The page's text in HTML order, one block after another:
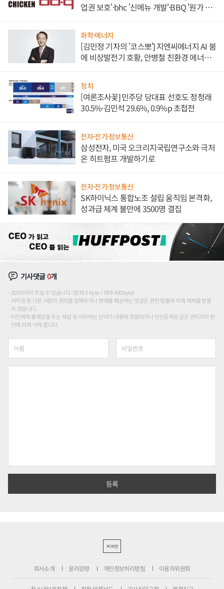
업권 보호'·bhc '신메뉴 개발'·BBQ '원가 부
화학·에너지
[김민정 기자의 '코스뽀'] 지엔씨에너지 AI 붐
에 비상발전기 호황, 안병철 친환경 에너지
정치
[여론조사꽃] 민주당 당대표 선호도 정청래
30.5%·김민석 29.6%, 0.9%p 초접전
전자·전기·정보통신
삼성전자, 미국 오크리지국립연구소와 극저
온 히트펌프 개발하기로
전자·전기·정보통신
SK하이닉스 통합노조 설립 움직임 본격화,
성과급 체계 불만에 3500명 결집
기사댓글0개
200자까지 쓰실 수 있습니다. (현재 0 byte / 최대 400byte)
저작권 등 다른 사람의 권리를 침해하거나 명예를 훼손하는 댓글은 관련 법률에 의해 제재를 받을
수 있습니다.
타인에게 불쾌감을 주는 욕설 등 비하하는 단어가 내용에 포함되거나 인신공격성 글은 관리자의 판
단에 의해 삭제 합니다.
PC버전
회사소개 윤리강령 개인정보처리방침 이용자위원회